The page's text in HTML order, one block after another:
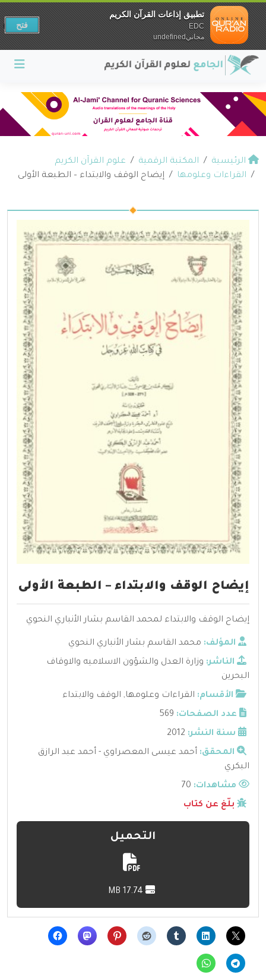
الرئيسية المكتبة الرقمية
علوم القرآن الكريم
القراءات وعلومها
إيضاح الوقف والابتداء – الطبعة الأولى
إيضاح الوقف والابتداء – الطبعة الأولى
إيضاح الوقف والابتداء لمحمد القاسم بشار الأنباري النحوي
المؤلف: محمد القاسم بشار الأنباري النحوي
الناشر: وزارة العدل والشؤون الاسلاميه والاوقاف
البحرين
الأقسام: القراءات وعلومها, الوقف والابتداء
عدد الصفحات: 569
سنة النشر: 2012
المحقق: أحمد عيسى المعصراوي - أحمد عبد الرازق
البكري
مشاهدات:
بلّغ عن كتاب
التحميل
تطبيق إذاعات القرآن الكريم
EDC
مجانيundefined
فتح